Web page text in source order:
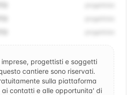
progettisti e soggetti
cantiere sono riservati.
sulla piattaforma
ai contatti e alle opportunita' di